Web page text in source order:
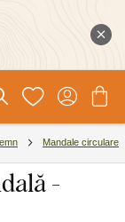
Mandale circulare
-